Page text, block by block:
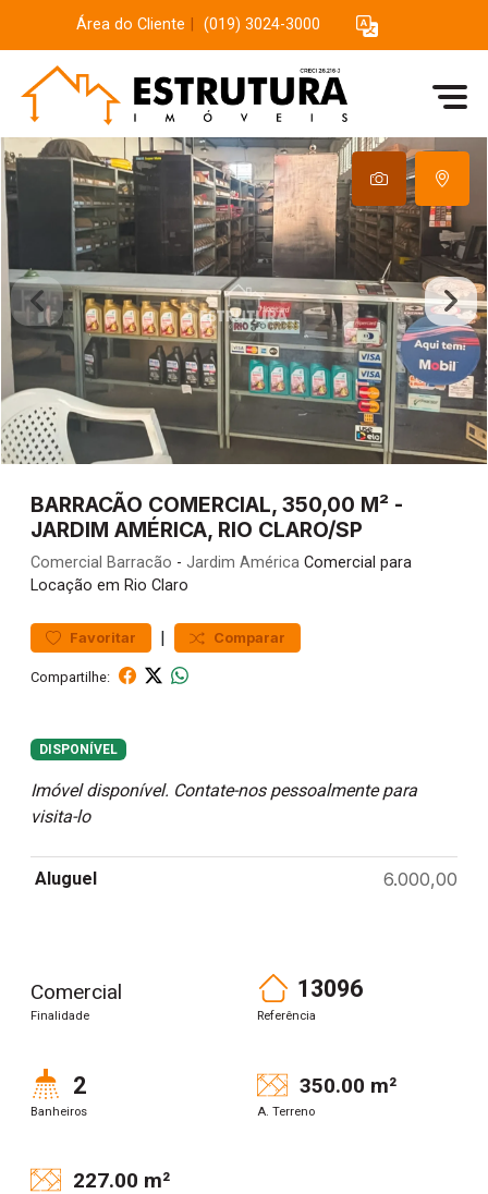
Área do Cliente (019) 3024-3000
BARRACÃO COMERCIAL, 350,00 M² -
JARDIM AMÉRICA, RIO CLARO/SP
Comercial Barracão - Jardim América Comercial para
Locação em Rio Claro
Favoritar | Comparar
Compartilhe:
DISPONÍVEL
Imóvel disponível. Contate-nos pessoalmente para
visita-lo
Aluguel 6.000,00
Comercial
Finalidade
13096
Referência
2
Banheiros
350.00 m²
A. Terreno
227.00 m²